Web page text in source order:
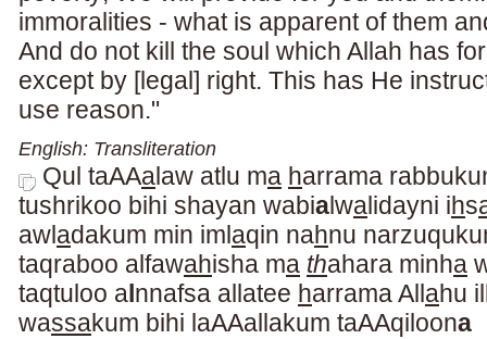
immoralities - what is apparent of them
And do not kill the soul which Allah has
except by [legal] right. This has He
use reason."
English: Transliteration
Qul taAAa law atlu ma harrama
tushrikoo bihi shayan wabialwa lidayni ihs
awl adakum min iml aqin nahnu
taqraboo alfawahisha ma thahara minha
taqtuloo a nnafsa allatee harrama All ahu
wassakum bihi laAAallakum taAAqiloona